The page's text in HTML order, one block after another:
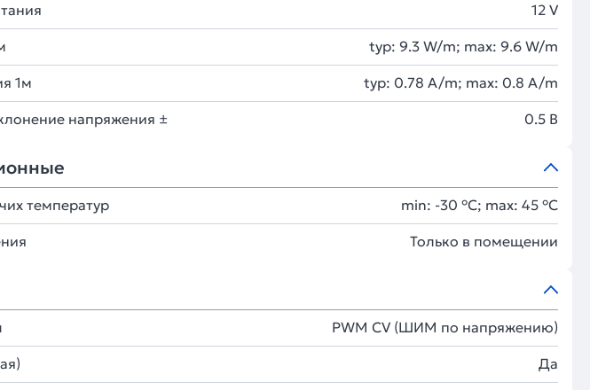
12 V
typ: 9.3 W/m; max: 9.6 W/m
1м typ: 0.78 A/m; max: 0.8 A/m
напряжения ± 0.5 В
температур min: -30 °C; max: 45 °C
Только в помещении
PWM СV (ШИМ по напряжению)
Да